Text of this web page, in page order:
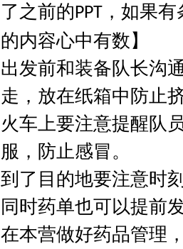
了之前的PPT ，如果
的内容心中有数】
出发前和装备队长沟
走，放在纸箱中防止
火车上要注意提醒队
服，防止感冒。
到了目的地要注意时
同时药单也可以提前
在本营做好药品管理